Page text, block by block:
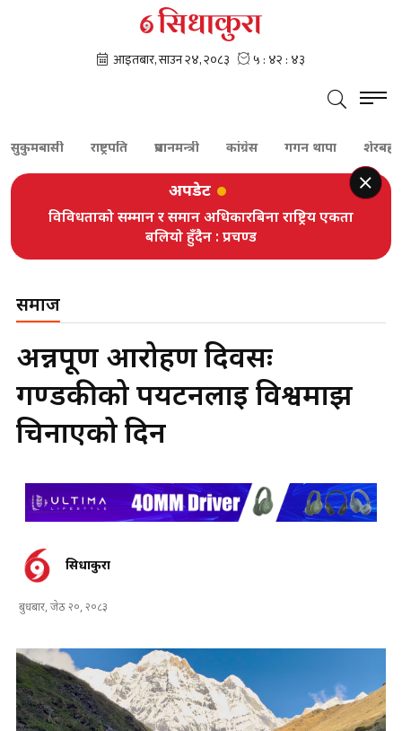
राष्ट्रपति प्रधानमन्त्री कांग्रेस गगन थापा शेरबहादुर देउवा
अपडेट
विविधताको सम्मान र समान अधिकारबिना राष्ट्रिय एकता
बलियो हुँदैन : प्रचण्ड
समाज
अन्नपूर्ण आरोहण दिवसः
गण्डकीको पर्यटनलाई विश्वमाझ
चिनाएको दिन
सिधाकुरा
बुधबार, जेठ २०, २०८३